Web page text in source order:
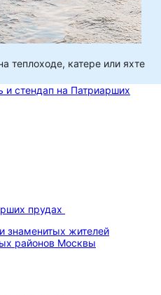
теплоходе, катере или яхте
прудах
знаменитых жителей
районов Москвы